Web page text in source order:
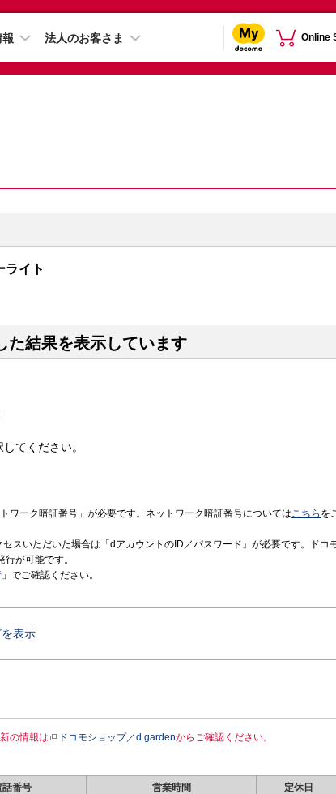
法人のお客さま Online
ライト
た結果を表示しています
てください。
ワーク暗証番号」が必要です。ネットワーク暗証番号についてはこちら を
スいただいた場合は「dアカウントのID／パスワード」が必要です。ドコ
が可能です。
」でご確認ください。
表示
の情報は ドコモショップ／d gardenからご確認ください。
話番号 営業時間 定休日